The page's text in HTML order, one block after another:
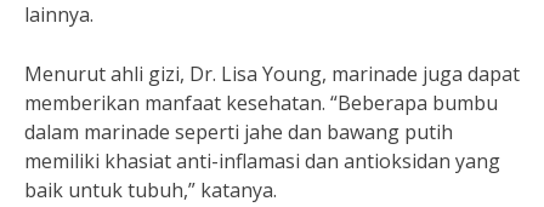
lainnya.
Menurut ahli gizi, Dr. Lisa Young, marinade juga dapat
memberikan manfaat kesehatan. “Beberapa bumbu
dalam marinade seperti jahe dan bawang putih
memiliki khasiat anti-inflamasi dan antioksidan yang
baik untuk tubuh,” katanya.